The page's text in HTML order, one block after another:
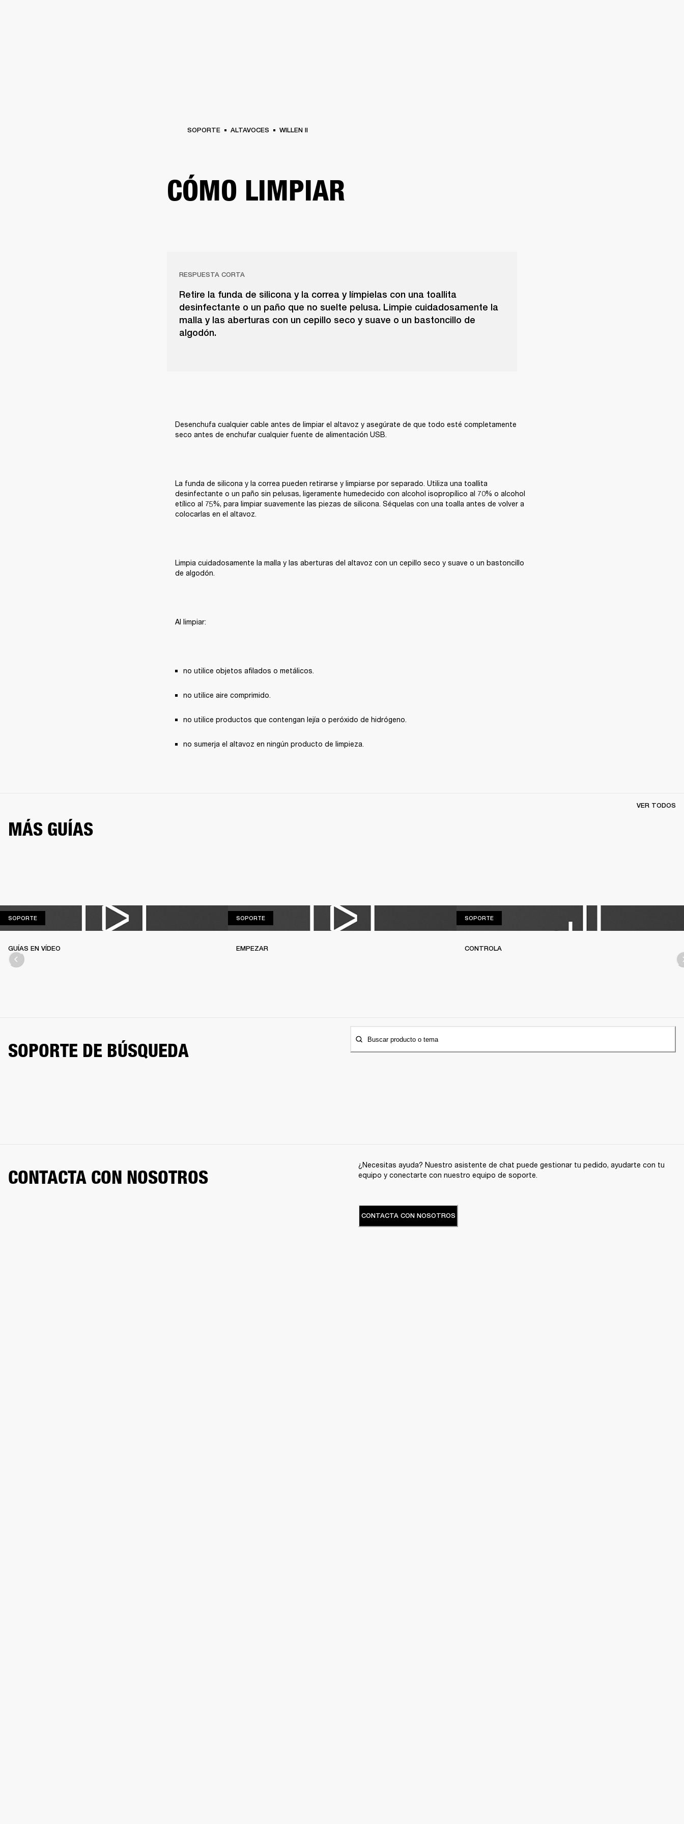
SOPORTE ALTAVOCES WILLEN II
CÓMO LIMPIAR
RESPUESTA CORTA
Retire la funda de silicona y la correa y límpielas con una toallita
desinfectante o un paño que no suelte pelusa. Limpie cuidadosamente la
malla y las aberturas con un cepillo seco y suave o un bastoncillo de
algodón.
Desenchufa cualquier cable antes de limpiar el altavoz y asegúrate de que todo esté completamente
seco antes de enchufar cualquier fuente de alimentación USB.
La funda de silicona y la correa pueden retirarse y limpiarse por separado. Utiliza una toallita
desinfectante o un paño sin pelusas, ligeramente humedecido con alcohol isopropílico al 70% o alcohol
etílico al 75%, para limpiar suavemente las piezas de silicona. Séquelas con una toalla antes de volver a
colocarlas en el altavoz.
Limpia cuidadosamente la malla y las aberturas del altavoz con un cepillo seco y suave o un bastoncillo
de algodón.
Al limpiar:
no utilice objetos afilados o metálicos.
no utilice aire comprimido.
no utilice productos que contengan lejía o peróxido de hidrógeno.
no sumerja el altavoz en ningún producto de limpieza.
MÁS GUÍAS
VER TODOS
SOPORTESOPORTE
GUÍAS EN VÍDEO
SOPORTESOPORTE
EMPEZAR
SOPORTESOPORTE
CONTROLA
SOPORTE DE BÚSQUEDA Buscar producto o tema
CONTACTA CON NOSOTROS
¿Necesitas ayuda? Nuestro asistente de chat puede gestionar tu pedido, ayudarte con tu
equipo y conectarte con nuestro equipo de soporte.
CONTACTA CON NOSOTROS